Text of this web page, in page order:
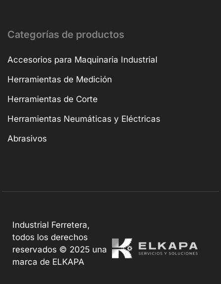
Categorías de productos
Accesorios para Maquinaria Industrial
Herramientas de Medición
Herramientas de Corte
Herramientas Neumáticas y Eléctricas
Abrasivos
Industrial Ferretera,
todos los derechos
reservados © 2025 una
marca de ELKAPA